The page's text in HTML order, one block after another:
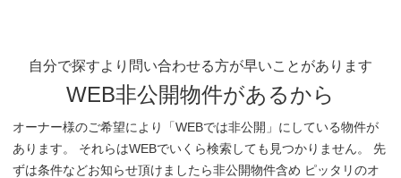
自分で探すより問い合わせる方が早いことがあります
WEB非公開物件があるから
オーナー様のご希望により「WEBでは非公開」にしている物件が
あります。 それらはWEBでいくら検索しても見つかりません。 先
ずは条件などお知らせ頂けましたら非公開物件含め ピッタリのオ